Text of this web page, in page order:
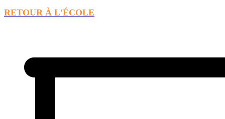
RETOUR À L'ÉCOLE